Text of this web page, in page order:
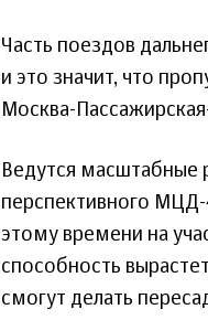
Часть поездов
и это значит, что
Москва-
Ведутся масштабные
перспективного МЦД-
этому времени на
способность
смогут делать